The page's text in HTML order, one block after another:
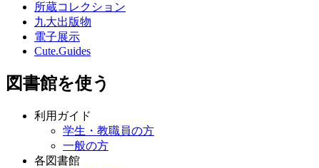
所蔵コレクション
九大出版物
電子展示
Cute.Guides
図書館を使う
利用ガイド
学生・教職員の方
一般の方
各図書館